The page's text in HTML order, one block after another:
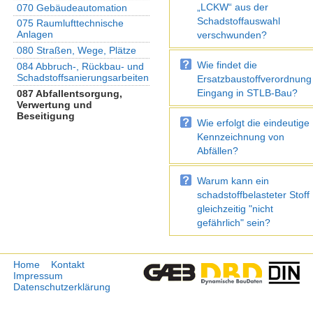
070 Gebäudeautomation
075 Raumlufttechnische
Anlagen
080 Straßen, Wege, Plätze
084 Abbruch-, Rückbau- und
Schadstoffsanierungsarbeiten
087 Abfallentsorgung,
Verwertung und
Beseitigung
„LCKW“ aus der
Schadstoffauswahl
verschwunden?
Wie findet die
Ersatzbaustoffverordnung
Eingang in STLB-Bau?
Wie erfolgt die eindeutige
Kennzeichnung von
Abfällen?
Warum kann ein
schadstoffbelasteter Stoff
gleichzeitig "nicht
gefährlich" sein?
Home
Kontakt
Impressum
Datenschutzerklärung